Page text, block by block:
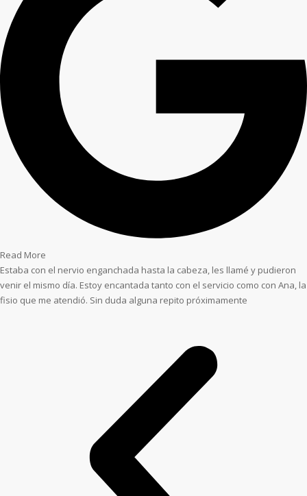
Read More
Estaba con el nervio enganchada hasta la cabeza, les llamé y pudieron
venir el mismo día. Estoy encantada tanto con el servicio como con Ana, la
fisio que me atendió. Sin duda alguna repito próximamente